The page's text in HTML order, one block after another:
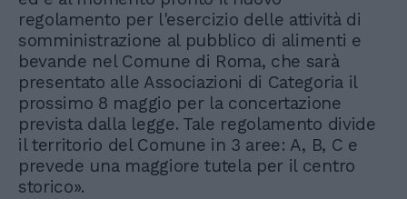
regolamento per l'esercizio delle attività di
somministrazione al pubblico di alimenti e
bevande nel Comune di Roma, che sarà
presentato alle Associazioni di Categoria il
prossimo 8 maggio per la concertazione
prevista dalla legge. Tale regolamento divide
il territorio del Comune in 3 aree: A, B, C e
prevede una maggiore tutela per il centro
storico».